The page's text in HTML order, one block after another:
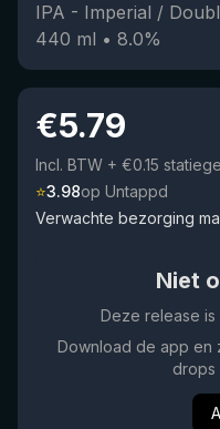
IPA - Imperial /
440 ml • 8.0%
€5.79
Incl. BTW + €0.15
⭐3.98op Untappd
Verwachte bezorging
Niet
Deze release is
Download de app en
drops